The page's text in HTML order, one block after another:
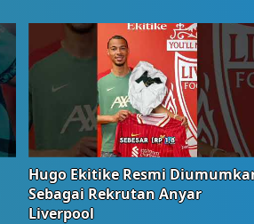
Hugo Ekitike Resmi
Sebagai Rekrutan Anyar
Liverpool